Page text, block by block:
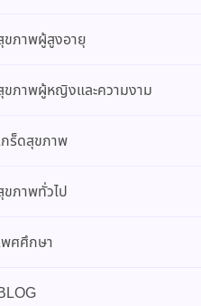
ขภาพผู้สูงอายุ
ขภาพผู้หญิงและความงาม
กร็ดสุขภาพ
ขภาพทั่วไป
พศศึกษา